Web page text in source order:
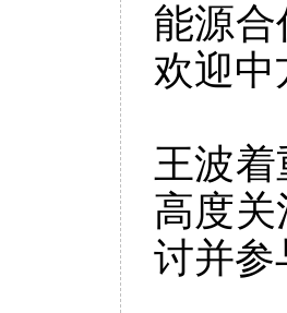
能源
欢迎中
王波
高度
讨并参